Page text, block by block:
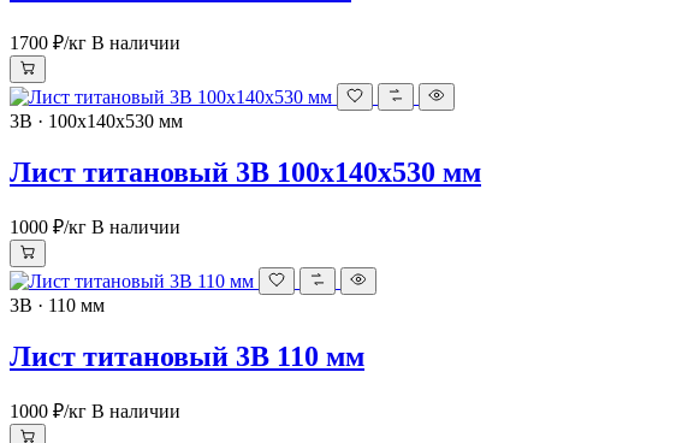
1700 ₽/кг В наличии
3В · 100х140х530 мм
Лист титановый 3В 100х140х530 мм
1000 ₽/кг В наличии
3В · 110 мм
Лист титановый 3В 110 мм
1000 ₽/кг В наличии